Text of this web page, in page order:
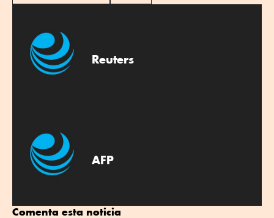
Reuters
AFP
Comenta esta noticia